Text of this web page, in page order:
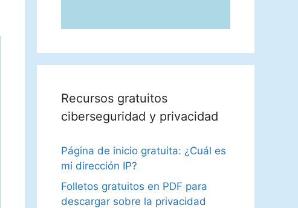
Recursos gratuitos
ciberseguridad y privacidad
Página de inicio gratuita: ¿Cuál es
mi dirección IP?
Folletos gratuitos en PDF para
descargar sobre la privacidad